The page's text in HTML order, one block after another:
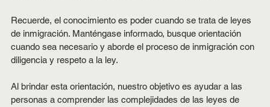
Recuerde, el conocimiento es poder cuando se trata de leyes
de inmigración. Manténgase informado, busque orientación
cuando sea necesario y aborde el proceso de inmigración con
diligencia y respeto a la ley.
Al brindar esta orientación, nuestro objetivo es ayudar a las
personas a comprender las complejidades de las leyes de